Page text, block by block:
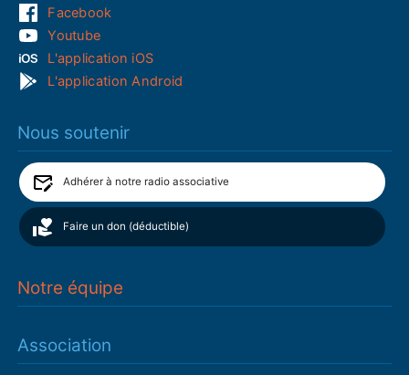
Facebook
Youtube
L'application iOS
L'application Android
Nous soutenir
Adhérer à notre radio associative
Faire un don (déductible)
Notre équipe
Association